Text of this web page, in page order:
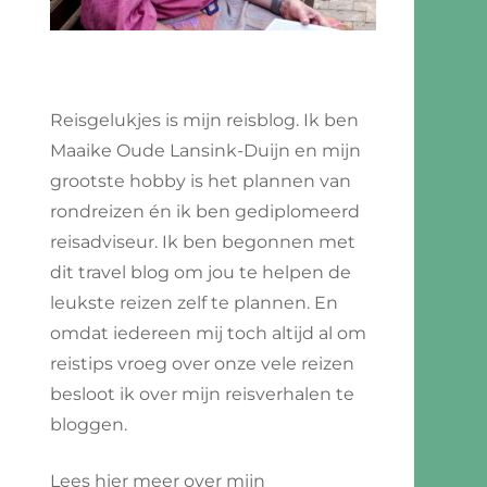
Reisgelukjes is mijn reisblog. Ik ben
Maaike Oude Lansink-Duijn en mijn
grootste hobby is het plannen van
rondreizen én ik ben gediplomeerd
reisadviseur. Ik ben begonnen met
dit travel blog om jou te helpen de
leukste reizen zelf te plannen. En
omdat iedereen mij toch altijd al om
reistips vroeg over onze vele reizen
besloot ik over mijn reisverhalen te
bloggen.
Lees hier meer over mijn